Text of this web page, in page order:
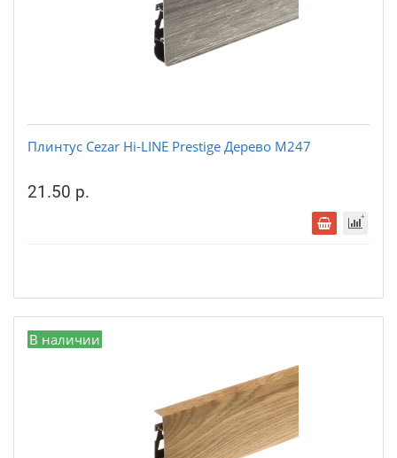
Плинтус Cezar Hi-LINE Prestige Дерево М247
21.50 р.
В наличии